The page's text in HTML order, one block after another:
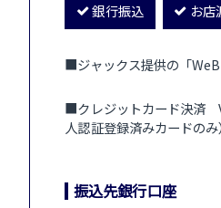
銀行振込 お店
■ジャックス提供の「
■クレジットカード決済
人認証登録済みカードのみ）
振込先銀行口座